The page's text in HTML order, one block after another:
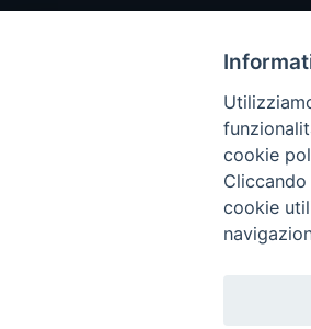
Copyright © 2019 - Tutti i
cookie
cookie